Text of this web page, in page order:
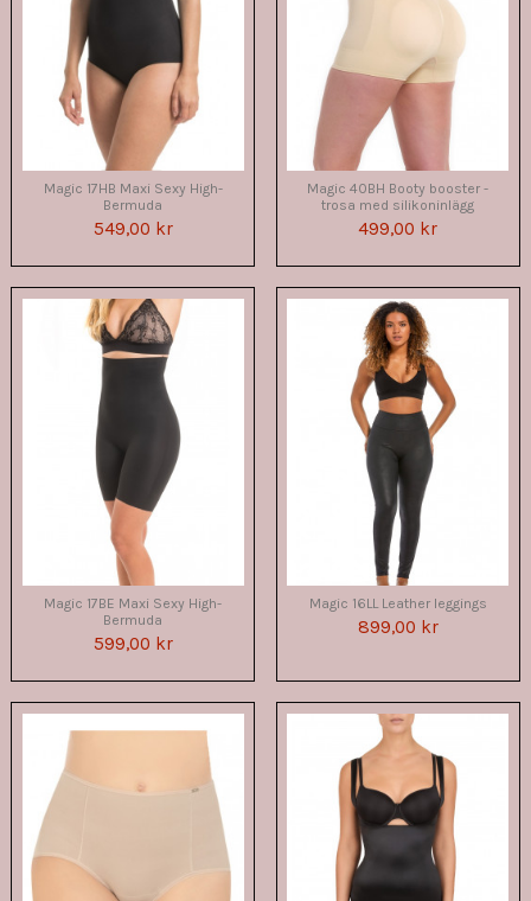
Magic 17HB Maxi Sexy High-
Bermuda
549,00 kr
Magic 40BH Booty booster -
trosa med silikoninlägg
499,00 kr
Magic 17BE Maxi Sexy High-
Bermuda
599,00 kr
Magic 16LL Leather leggings
899,00 kr